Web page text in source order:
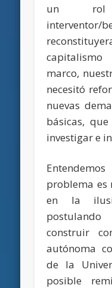
un rol
capitalismo
marco,
necesitó
nuevas
básicas,
investigar e
problema es
en la
construir
autónoma
de la
posible